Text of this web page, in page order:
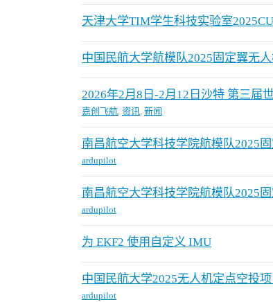
天津大学TIM学生科技实验室
中国民航大学航模队2025固定翼无
2026年2月8日-2月12日沙特 第三届
嘉创飞航, 资讯, 新闻
南昌航空大学科技学院航模队2025
ardupilot
南昌航空大学科技学院航模队2025
ardupilot
为 EKF2 使用自定义 IMU
中国民航大学2025无人机定点空投
ardupilot